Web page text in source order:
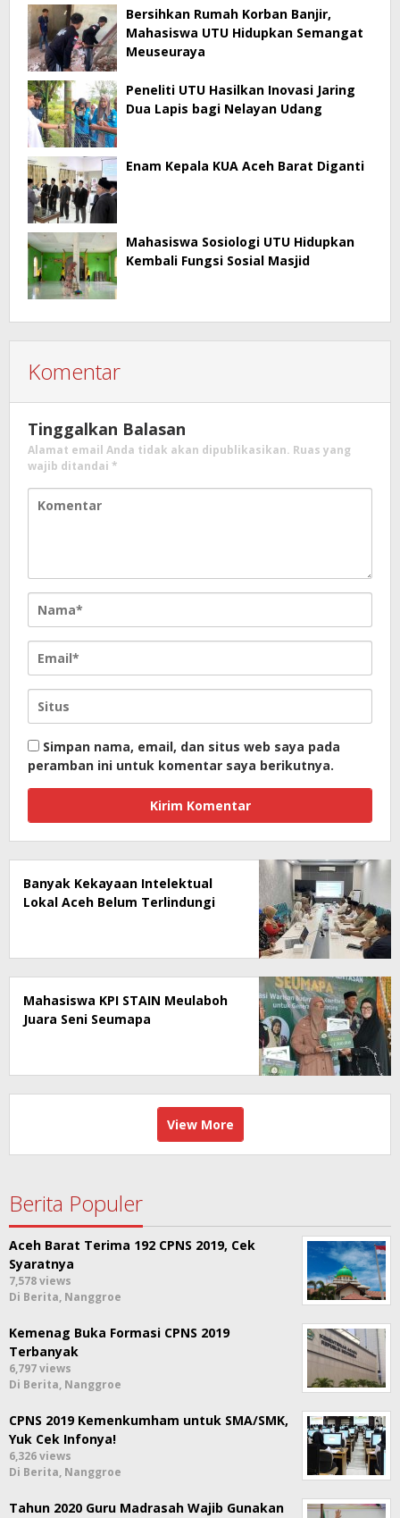
Bersihkan Rumah Korban Banjir,
Mahasiswa UTU Hidupkan Semangat
Meuseuraya
Peneliti UTU Hasilkan Inovasi Jaring
Dua Lapis bagi Nelayan Udang
Enam Kepala KUA Aceh Barat Diganti
Mahasiswa Sosiologi UTU Hidupkan
Kembali Fungsi Sosial Masjid
Komentar
Tinggalkan Balasan
Alamat email Anda tidak akan dipublikasikan. Ruas yang
wajib ditandai *
Simpan nama, email, dan situs web saya pada
peramban ini untuk komentar saya berikutnya.
Banyak Kekayaan Intelektual
Lokal Aceh Belum Terlindungi
Mahasiswa KPI STAIN Meulaboh
Juara Seni Seumapa
View More
Berita Populer
Aceh Barat Terima 192 CPNS 2019, Cek
Syaratnya
7,578 views
Di Berita, Nanggroe
Kemenag Buka Formasi CPNS 2019
Terbanyak
6,797 views
Di Berita, Nanggroe
CPNS 2019 Kemenkumham untuk SMA/SMK,
Yuk Cek Infonya!
6,326 views
Di Berita, Nanggroe
Tahun 2020 Guru Madrasah Wajib Gunakan